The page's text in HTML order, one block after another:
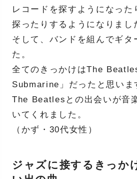
レコードを探すようになった
探ったりするようになりまし
そして、バンドを組んでギタ
た。
全てのきっかけはThe
Submarine」だったと思いま
The Beatlesとの出会いが音
いてくれました。
（かず・30代女性）
ジャズに接するきっか